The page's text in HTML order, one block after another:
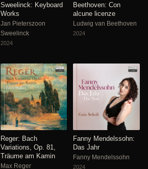
Sweelinck: Keyboard
Works
Jan Pieterszoon
Sweelinck
2024
Beethoven: Con
alcune licenze
Ludwig van Beethoven
2024
Reger: Bach
Variations, Op. 81,
Träume am Kamin
Max Reger
Fanny Mendelssohn:
Das Jahr
Fanny Mendelssohn
2024